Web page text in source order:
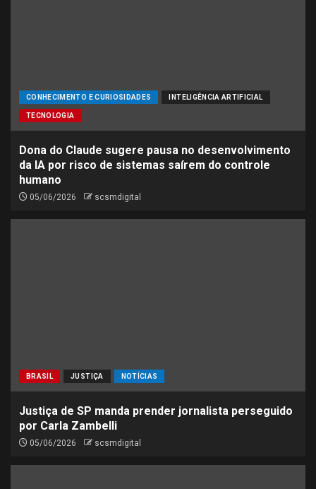
CONHECIMENTO E CURIOSIDADES INTELIGÊNCIA ARTIFICIAL
TECNOLOGIA
Dona do Claude sugere pausa no desenvolvimento
da IA por risco de sistemas saírem do controle
humano
05/06/2026 scsmdigital
BRASIL JUSTIÇA NOTÍCIAS
Justiça de SP manda prender jornalista perseguido
por Carla Zambelli
05/06/2026 scsmdigital